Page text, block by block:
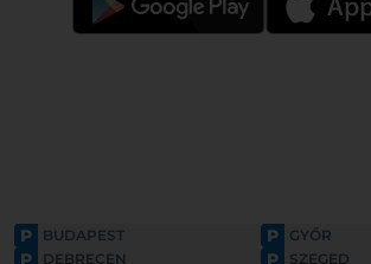
P BUDAPEST P GYŐR
P DEBRECEN P SZEGED